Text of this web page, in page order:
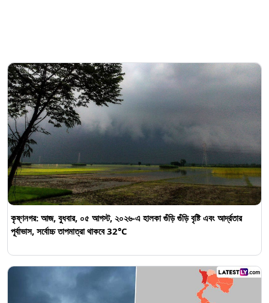
কৃষ্ণনগর: আজ, বুধবার, ০৫ আগস্ট, ২০২৬-এ হালকা গুঁড়ি গুঁড়ি বৃষ্টি এবং আর্দ্রতার
পূর্বাভাস, সর্বোচ্চ তাপমাত্রা থাকবে 32°C